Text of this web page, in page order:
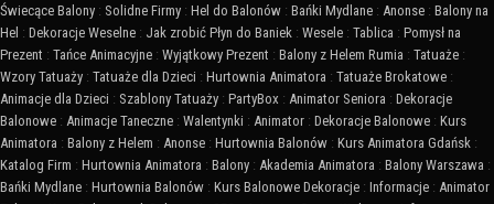
Świecące Balony : Solidne Firmy : Hel do Balonów : Bańki Mydlane : Anonse : Balony na
Hel : Dekoracje Weselne : Jak zrobić Płyn do Baniek : Wesele : Tablica : Pomysł na
Prezent : Tańce Animacyjne : Wyjątkowy Prezent : Balony z Helem Rumia : Tatuaże :
Wzory Tatuaży : Tatuaże dla Dzieci : Hurtownia Animatora : Tatuaże Brokatowe :
Animacje dla Dzieci : Szablony Tatuaży : PartyBox : Animator Seniora : Dekoracje
Balonowe : Animacje Taneczne : Walentynki : Animator : Dekoracje Balonowe : Kurs
Animatora : Balony z Helem : Anonse : Hurtownia Balonów : Kurs Animatora Gdańsk :
Katalog Firm : Hurtownia Animatora : Balony : Akademia Animatora : Balony Warszawa :
Bańki Mydlane : Hurtownia Balonów : Kurs Balonowe Dekoracje : Informacje : Animator